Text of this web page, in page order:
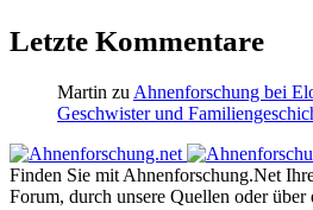
Letzte Kommentare
Martin zuAhnenforschung bei
Geschwister und
Finden Sie mit Ahnenforschung.Net
Forum, durch unsere Quellen oder